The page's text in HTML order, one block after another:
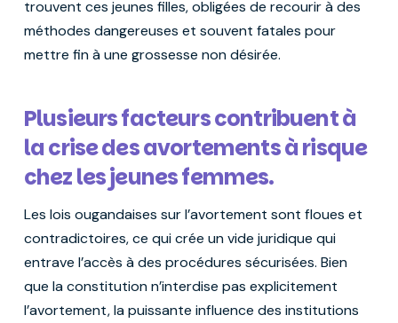
trouvent ces jeunes filles, obligées de recourir à des
méthodes dangereuses et souvent fatales pour
mettre fin à une grossesse non désirée.
Plusieurs facteurs contribuent à
la crise des avortements à risque
chez les jeunes femmes.
Les lois ougandaises sur l’avortement sont floues et
contradictoires, ce qui crée un vide juridique qui
entrave l’accès à des procédures sécurisées. Bien
que la constitution n’interdise pas explicitement
l’avortement, la puissante influence des institutions